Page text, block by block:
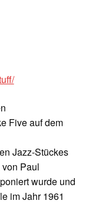
Five auf dem
Jazz-Stückes
Paul
wurde und
im Jahr 1961